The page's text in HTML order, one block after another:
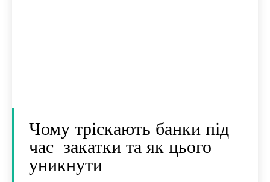
Чому тріскають банки під
час закатки та як цього
уникнути